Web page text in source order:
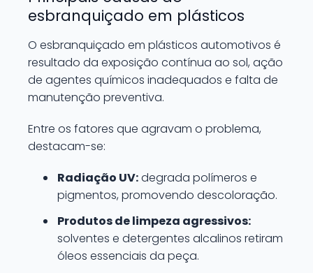
esbranquiçado em plásticos
O esbranquiçado em plásticos automotivos é
resultado da exposição contínua ao sol, ação
de agentes químicos inadequados e falta de
manutenção preventiva.
Entre os fatores que agravam o problema,
destacam-se:
Radiação UV:degrada polímeros e
pigmentos, promovendo descoloração.
Produtos de limpeza agressivos:
solventes e detergentes alcalinos retiram
óleos essenciais da peça.